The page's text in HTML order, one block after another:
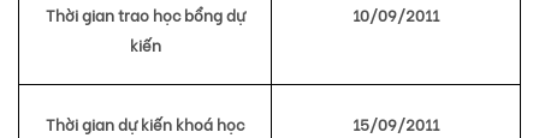
Thời gian trao học bổng dự
kiến
10/09/2011
Thời gian dự kiến khoá học
15/09/2011